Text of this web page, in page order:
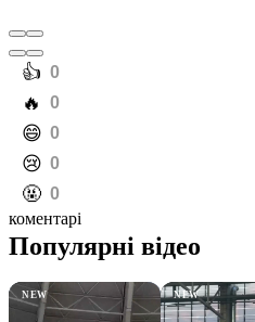
️👍 0
️🔥 0
️😄 0
️😢 0
️🤬 0
коментарі